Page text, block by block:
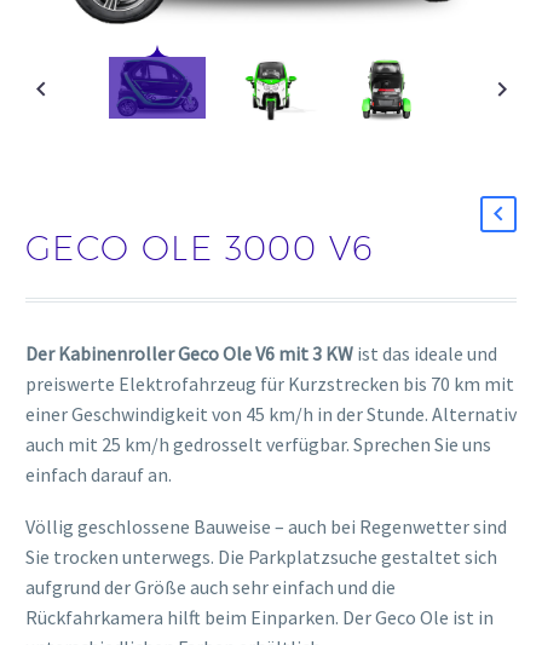
GECO OLE 3000 V6
Der Kabinenroller Geco Ole V6 mit 3 KW ist das ideale und
preiswerte Elektrofahrzeug für Kurzstrecken bis 70 km mit
einer Geschwindigkeit von 45 km/h in der Stunde. Alternativ
auch mit 25 km/h gedrosselt verfügbar. Sprechen Sie uns
einfach darauf an.
Völlig geschlossene Bauweise – auch bei Regenwetter sind
Sie trocken unterwegs. Die Parkplatzsuche gestaltet sich
aufgrund der Größe auch sehr einfach und die
Rückfahrkamera hilft beim Einparken. Der Geco Ole ist in